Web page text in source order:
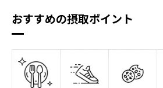
おすすめの摂取ポイント